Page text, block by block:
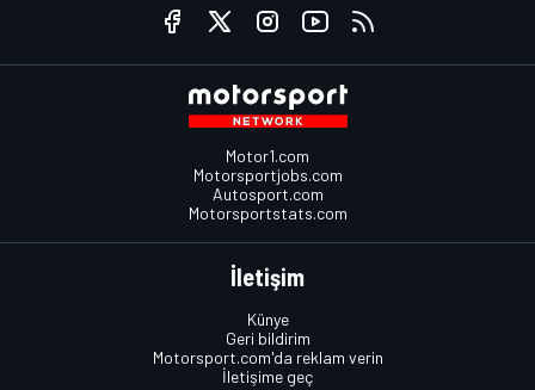
Motor1.com
Motorsportjobs.com
Autosport.com
Motorsportstats.com
İletişim
Künye
Geri bildirim
Motorsport.com'da reklam verin
İletişime geç